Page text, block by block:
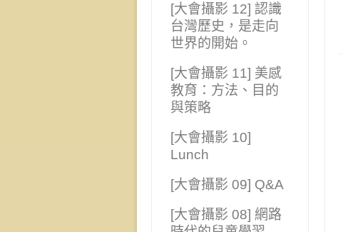
[大會攝影 12] 認識
台灣歷史，是走向
世界的開始。
[大會攝影 11] 美感
教育：方法、目的
與策略
[大會攝影 10]
Lunch
[大會攝影 09] Q&A
[大會攝影 08] 網路